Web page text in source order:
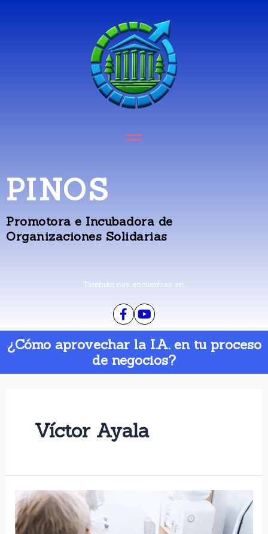
PINOS
Promotora e Incubadora de
Organizaciones Solidarias
También nos encuentras en:
¿Cómo aprovechar la I.A. en tu proceso
de negocios?
Víctor Ayala